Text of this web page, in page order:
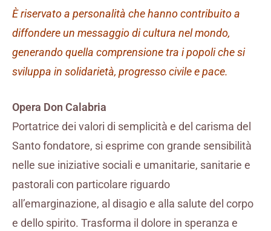
È riservato a personalità che hanno contribuito a
diffondere un messaggio di cultura nel mondo,
generando quella comprensione tra i popoli che si
sviluppa in solidarietà, progresso civile e pace.
Opera Don Calabria
Portatrice dei valori di semplicità e del carisma del
Santo fondatore, si esprime con grande sensibilità
nelle sue iniziative sociali e umanitarie, sanitarie e
pastorali con particolare riguardo
all’emarginazione, al disagio e alla salute del corpo
e dello spirito. Trasforma il dolore in speranza e